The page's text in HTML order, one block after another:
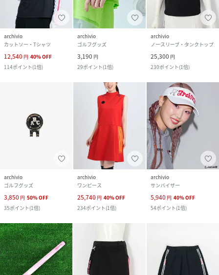
archivio
カットソー・Tシャツ
12,540 円 40%OFF
114ポイント(1倍)
archivio
ゴルフグッズ
3,190 円
29ポイント(1倍)
archivio
ノースリーブ・タンクトップ
25,300 円
230ポイント(1倍)
archivio
ゴルフグッズ
3,850 円 50%OFF
35ポイント(1倍)
archivio
ワンピース
25,740 円 40%OFF
234ポイント(1倍)
archivio
サンバイザー
5,940 円 40%OFF
54ポイント(1倍)